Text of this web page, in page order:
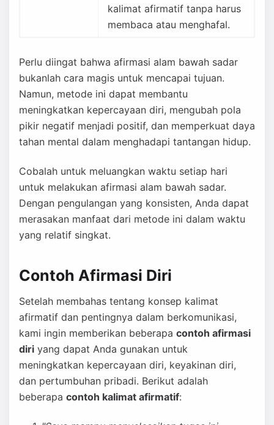
kalimat afirmatif tanpa harus
membaca atau menghafal.
Perlu diingat bahwa afirmasi alam bawah sadar
bukanlah cara magis untuk mencapai tujuan.
Namun, metode ini dapat membantu
meningkatkan kepercayaan diri, mengubah pola
pikir negatif menjadi positif, dan memperkuat daya
tahan mental dalam menghadapi tantangan hidup.
Cobalah untuk meluangkan waktu setiap hari
untuk melakukan afirmasi alam bawah sadar.
Dengan pengulangan yang konsisten, Anda dapat
merasakan manfaat dari metode ini dalam waktu
yang relatif singkat.
Contoh Afirmasi Diri
Setelah membahas tentang konsep kalimat
afirmatif dan pentingnya dalam berkomunikasi,
kami ingin memberikan beberapa contoh afirmasi
diri yang dapat Anda gunakan untuk
meningkatkan kepercayaan diri, keyakinan diri,
dan pertumbuhan pribadi. Berikut adalah
beberapa contoh kalimat afirmatif: